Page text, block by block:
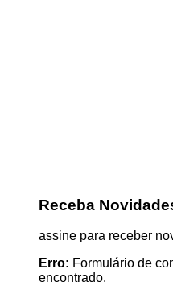
Receba
assine para receber
Erro: Formulário de
encontrado.